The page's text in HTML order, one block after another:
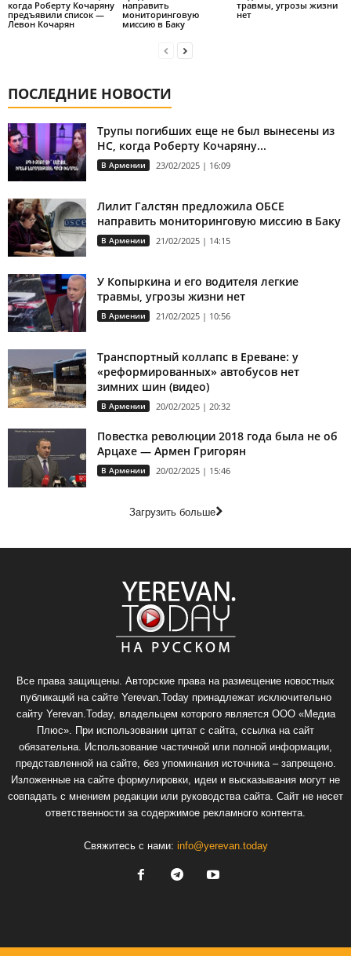
когда Роберту Кочаряну
предъявили список —
Левон Кочарян
направить
мониторинговую
миссию в Баку
травмы, угрозы жизни
нет
ПОСЛЕДНИЕ НОВОСТИ
Трупы погибших еще не был вынесены из
НС, когда Роберту Кочаряну...
В Армении 23/02/2025 | 16:09
Лилит Галстян предложила ОБСЕ
направить мониторинговую миссию в Баку
В Армении 21/02/2025 | 14:15
У Копыркина и его водителя легкие
травмы, угрозы жизни нет
В Армении 21/02/2025 | 10:56
Транспортный коллапс в Ереване: у
«реформированных» автобусов нет
зимних шин (видео)
В Армении 20/02/2025 | 20:32
Повестка революции 2018 года была не об
Арцахе — Армен Григорян
В Армении 20/02/2025 | 15:46
Загрузить больше
Все права защищены. Авторские права на размещение новостных
публикаций на сайте Yerevan.Today принадлежат исключительно
сайту Yerevan.Today, владельцем которого является ООО «Медиа
Плюс». При использовании цитат с сайта, ссылка на сайт
обязательна. Использование частичной или полной информации,
представленной на сайте, без упоминания источника – запрещено.
Изложенные на сайте формулировки, идеи и высказывания могут не
совпадать с мнением редакции или руководства сайта. Сайт не несет
ответственности за содержимое рекламного контента.
Свяжитесь с нами: info@yerevan.today